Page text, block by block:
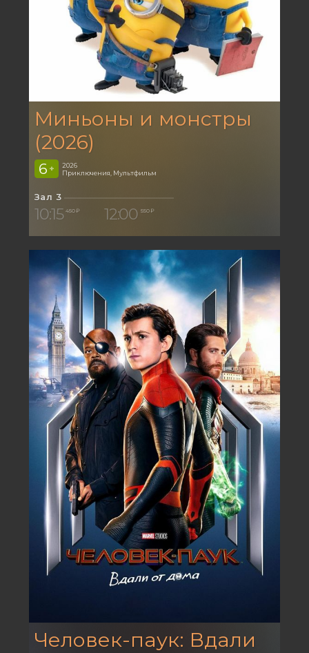
Миньоны и монстры
(2026)
6 +
2026
Приключения, Мультфильм
Зал 3
10:15 450 ₽ 12:00 550 ₽
Человек-паук: Вдали